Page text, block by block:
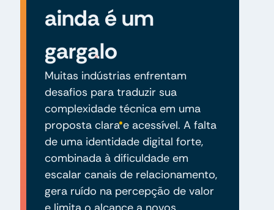
ainda é um
gargalo
Muitas indústrias enfrentam
desafios para traduzir sua
complexidade técnica em uma
proposta clara e acessível. A falta
de uma identidade digital forte,
combinada à dificuldade em
escalar canais de relacionamento,
gera ruído na percepção de valor